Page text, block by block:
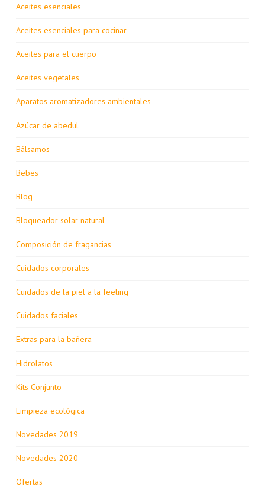
Aceites esenciales
Aceites esenciales para cocinar
Aceites para el cuerpo
Aceites vegetales
Aparatos aromatizadores ambientales
Azúcar de abedul
Bálsamos
Bebes
Blog
Bloqueador solar natural
Composición de fragancias
Cuidados corporales
Cuidados de la piel a la feeling
Cuidados faciales
Extras para la bañera
Hidrolatos
Kits Conjunto
Limpieza ecológica
Novedades 2019
Novedades 2020
Ofertas